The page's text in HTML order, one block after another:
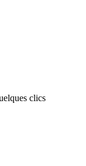
clics